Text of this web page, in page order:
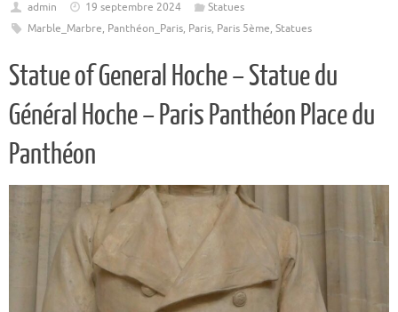
admin 19 septembre 2024
Statues
Marble_Marbre, Panthéon_Paris, Paris, Paris 5ème, Statues
Statue of General Hoche – Statue du
Général Hoche – Paris Panthéon Place du
Panthéon